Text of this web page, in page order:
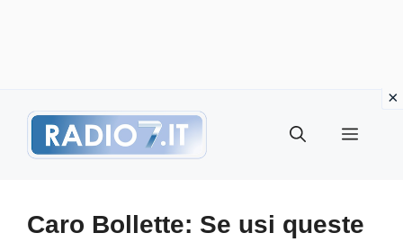
Menu
Caro Bollette: Se usi queste